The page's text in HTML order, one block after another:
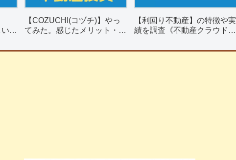
？
【COZUCHI(コヅチ)】やっ
てみた。感じたメリット・デ
【利回り不動産】の特徴や実
績を調査《不動産クラウドフ